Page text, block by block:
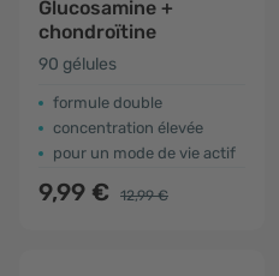
Glucosamine +
chondroïtine
90 gélules
formule double
concentration élevée
pour un mode de vie actif
9,99 € 12,99 €